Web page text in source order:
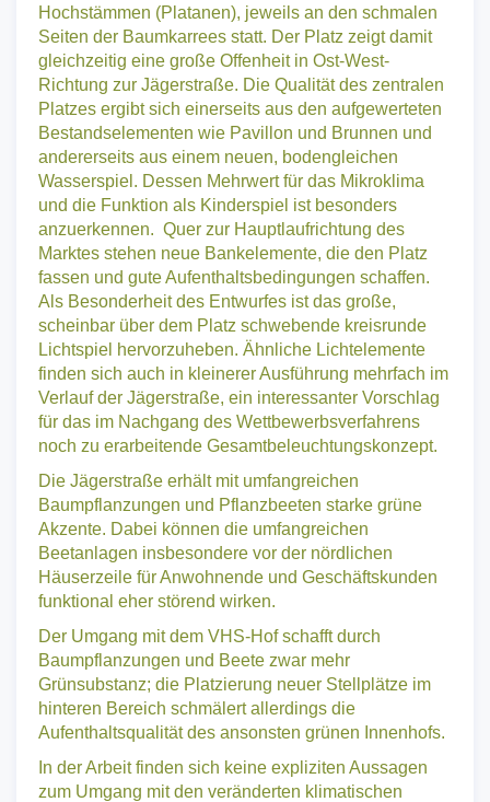
Hochstämmen (Platanen), jeweils an den schmalen
Seiten der Baumkarrees statt. Der Platz zeigt damit
gleichzeitig eine große Offenheit in Ost-West-
Richtung zur Jägerstraße. Die Qualität des zentralen
Platzes ergibt sich einerseits aus den aufgewerteten
Bestandselementen wie Pavillon und Brunnen und
andererseits aus einem neuen, bodengleichen
Wasserspiel. Dessen Mehrwert für das Mikroklima
und die Funktion als Kinderspiel ist besonders
anzuerkennen. Quer zur Hauptlaufrichtung des
Marktes stehen neue Bankelemente, die den Platz
fassen und gute Aufenthaltsbedingungen schaffen.
Als Besonderheit des Entwurfes ist das große,
scheinbar über dem Platz schwebende kreisrunde
Lichtspiel hervorzuheben. Ähnliche Lichtelemente
finden sich auch in kleinerer Ausführung mehrfach im
Verlauf der Jägerstraße, ein interessanter Vorschlag
für das im Nachgang des Wettbewerbsverfahrens
noch zu erarbeitende Gesamtbeleuchtungskonzept.
Die Jägerstraße erhält mit umfangreichen
Baumpflanzungen und Pflanzbeeten starke grüne
Akzente. Dabei können die umfangreichen
Beetanlagen insbesondere vor der nördlichen
Häuserzeile für Anwohnende und Geschäftskunden
funktional eher störend wirken.
Der Umgang mit dem VHS-Hof schafft durch
Baumpflanzungen und Beete zwar mehr
Grünsubstanz; die Platzierung neuer Stellplätze im
hinteren Bereich schmälert allerdings die
Aufenthaltsqualität des ansonsten grünen Innenhofs.
In der Arbeit finden sich keine expliziten Aussagen
zum Umgang mit den veränderten klimatischen